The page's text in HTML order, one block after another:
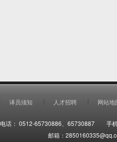
译员须知 人才招聘 网站地
电话： 0512-65730886、65730887 手机
邮箱：